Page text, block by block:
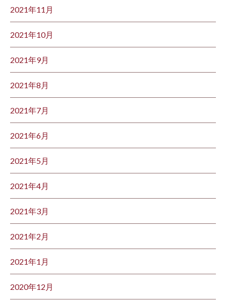
2021年11月
2021年10月
2021年9月
2021年8月
2021年7月
2021年6月
2021年5月
2021年4月
2021年3月
2021年2月
2021年1月
2020年12月